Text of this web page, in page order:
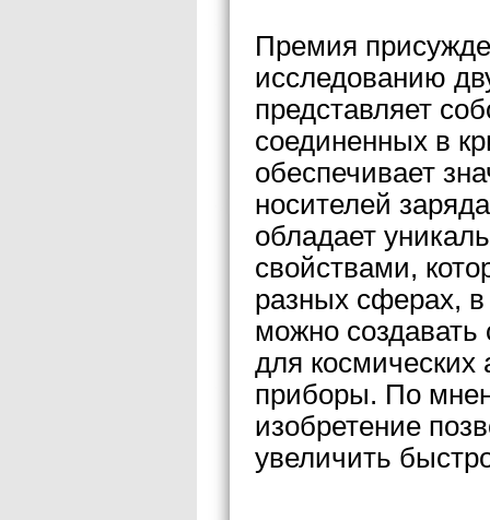
Премия
исследованию
представляет
соединенных в
обеспечивает
носителей
обладает
свойствами,
разных сферах, в
можно
для космических
приборы. По
изобретение
увеличить